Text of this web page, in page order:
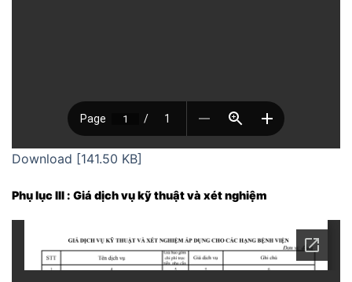
Download [141.50 KB]
Phụ lục III : Giá dịch vụ kỹ thuật và xét nghiệm